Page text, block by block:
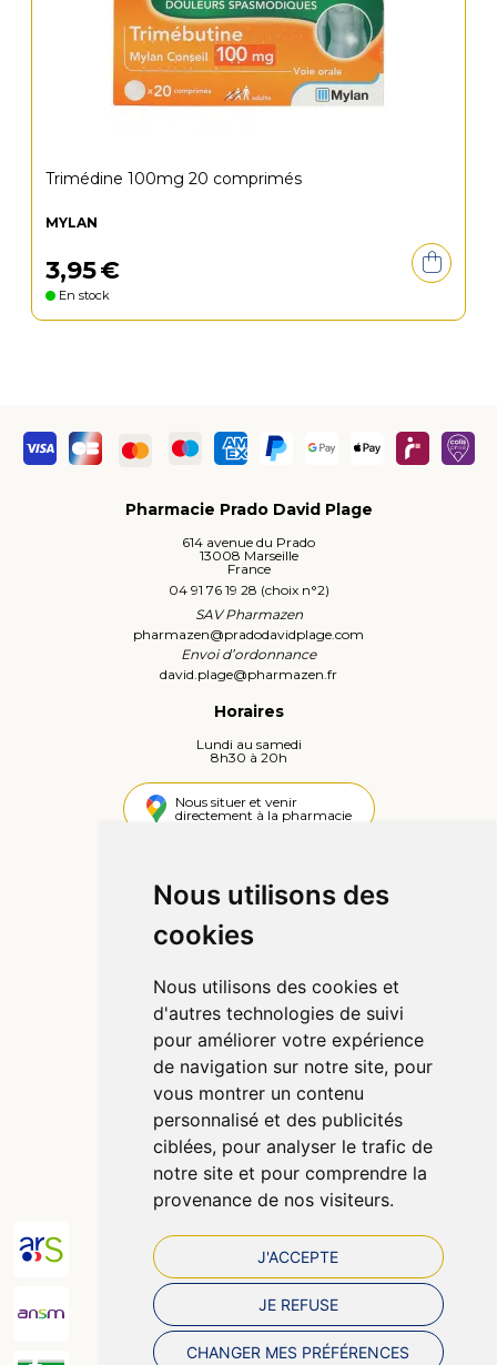
Nous utilisons des
cookies
Nous utilisons des cookies et
d'autres technologies de suivi
pour améliorer votre expérience
de navigation sur notre site, pour
vous montrer un contenu
personnalisé et des publicités
ciblées, pour analyser le trafic de
notre site et pour comprendre la
provenance de nos visiteurs.
J'ACCEPTE
JE REFUSE
CHANGER MES PRÉFÉRENCES
Trimédine 100mg 20 comprimés
MYLAN
3,95€
En stock
Pharmacie Prado David Plage
614 avenue du Prado
13008 Marseille
France
04 91 76 19 28 (choix n°2)
SAV Pharmazen
pharmazen@pradodavidplage.com
Envoi d’ordonnance
david.plage@pharmazen.fr
Horaires
Lundi au samedi
8h30 à 20h
Nous situer et venir
directement à la pharmacie
Informations
Qui sommes-nous ?
Poser une question
Déclarer un effet indésirable
Mentions légales
Données personnelles
Préférences Cookies